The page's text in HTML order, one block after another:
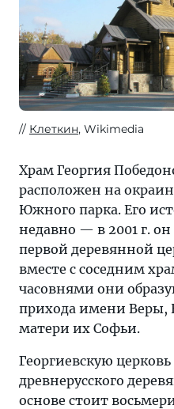
Клеткин, Wikimedia
Храм Георгия
расположен на
Южного парка. Его
недавно — в 2001 г.
первой деревянной
вместе с соседним
часовнями они
прихода имени
матери их Софьи.
Георгиевскую
древнерусского
основе стоит